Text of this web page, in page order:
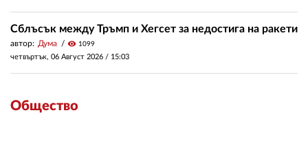
Сблъсък между Тръмп и Хегсет за недостига на ракети
автор: Дума visibility 1099
четвъртък, 06 Август 2026 / 15:03
Общество